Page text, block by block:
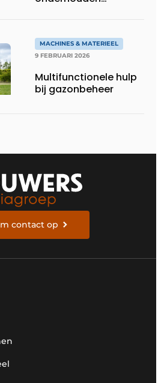
MACHINES & MATERIEEL
9 FEBRUARI 2026
Multifunctionele hulp
bij gazonbeheer
contact op